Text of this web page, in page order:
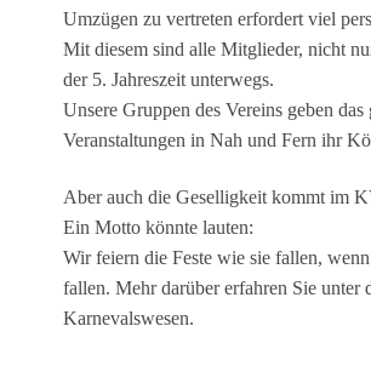
Umzügen zu vertreten erfordert viel
Mit diesem sind alle Mitglieder, nicht
der 5. Jahreszeit unterwegs.
Unsere Gruppen des Vereins geben das
Veranstaltungen in Nah und Fern ihr
Aber auch die Geselligkeit kommt im
Ein Motto könnte lauten:
Wir feiern die Feste wie sie fallen,
fallen. Mehr darüber erfahren Sie unter
Karnevalswesen.